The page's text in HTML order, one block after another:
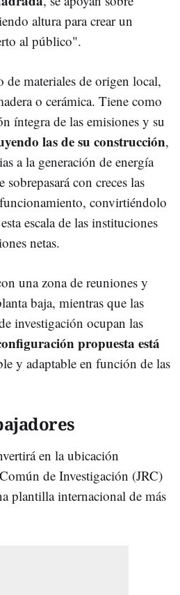
altura para crear un
al público".
materiales de origen local,
o cerámica. Tiene como
íntegra de las emisiones y su
las de su construcción,
a la generación de energía
con creces las
convirtiéndolo
escala de las instituciones
netas.
una zona de reuniones y
baja, mientras que las
investigación ocupan las
propuesta está
y adaptable en función de las
en la ubicación
de Investigación (JRC)
plantilla internacional de más